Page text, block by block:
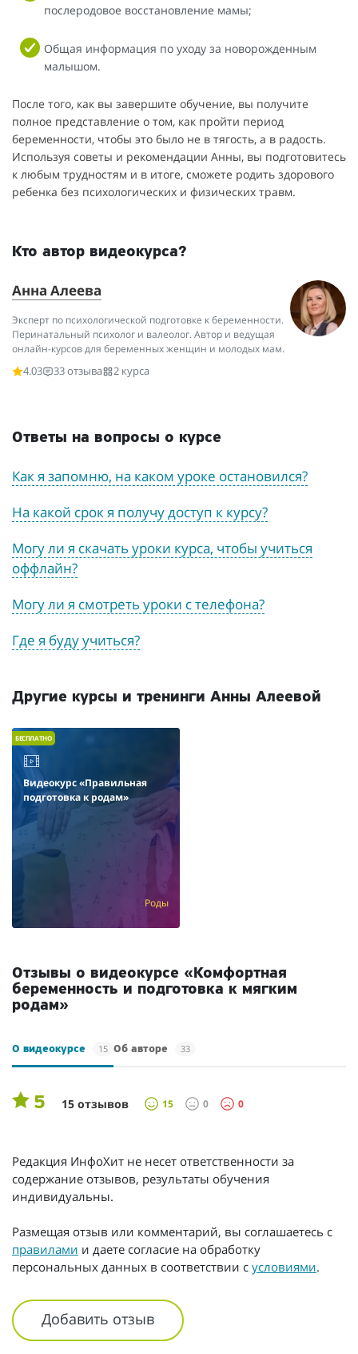
послеродовое восстановление мамы;
Общая информация по уходу за новорожденным
малышом.
После того, как вы завершите обучение, вы получите
полное представление о том, как пройти период
беременности, чтобы это было не в тягость, а в радость.
Используя советы и рекомендации Анны, вы подготовитесь
к любым трудностям и в итоге, сможете родить здорового
ребенка без психологических и физических травм.
Кто автор видеокурса?
Анна Алеева
Эксперт по психологической подготовке к беременности.
Перинатальный психолог и валеолог. Автор и ведущая
онлайн-курсов для беременных женщин и молодых мам.
4.03
33 отзыва 2 курса
Ответы на вопросы о курсе
Как я запомню, на каком уроке остановился?
На какой срок я получу доступ к курсу?
Могу ли я скачать уроки курса, чтобы учиться
оффлайн?
Могу ли я смотреть уроки с телефона?
Где я буду учиться?
Другие курсы и тренинги Анны Алеевой
БЕСПЛАТНО
Видеокурс «Правильная
подготовка к родам»
Роды
Отзывы о видеокурсе «Комфортная
беременность и подготовка к мягким
родам»
О видеокурсе 15 Об авторе 33
5 15 отзывов 15 0 0
Редакция ИнфоХит не несет ответственности за
содержание отзывов, результаты обучения
индивидуальны.
Размещая отзыв или комментарий, вы соглашаетесь с
правилами и даете согласие на обработку
персональных данных в соответствии с условиями.
Добавить отзыв